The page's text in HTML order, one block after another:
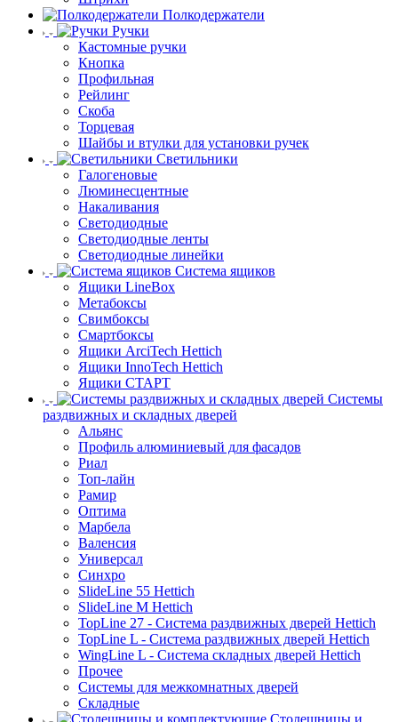
Полкодержатели
Ручки
Кастомные ручки
Кнопка
Профильная
Рейлинг
Скоба
Торцевая
Шайбы и втулки для установки ручек
Светильники
Галогеновые
Люминесцентные
Накаливания
Светодиодные
Светодиодные ленты
Светодиодные линейки
Система ящиков
Ящики LineBox
Метабоксы
Свимбоксы
Смартбоксы
Ящики ArciTech Hettich
Ящики InnoTech Hettich
Ящики СТАРТ
Системы
раздвижных и складных дверей
Альянс
Профиль алюминиевый для фасадов
Риал
Топ-лайн
Рамир
Оптима
Марбела
Валенсия
Универсал
Синхро
SlideLine 55 Hettich
SlideLine M Hettich
TopLine 27 - Система раздвижных дверей Hettich
TopLine L - Система раздвижных дверей Hettich
WingLine L - Система складных дверей Hettich
Прочее
Системы для межкомнатных дверей
Складные
Столешницы и